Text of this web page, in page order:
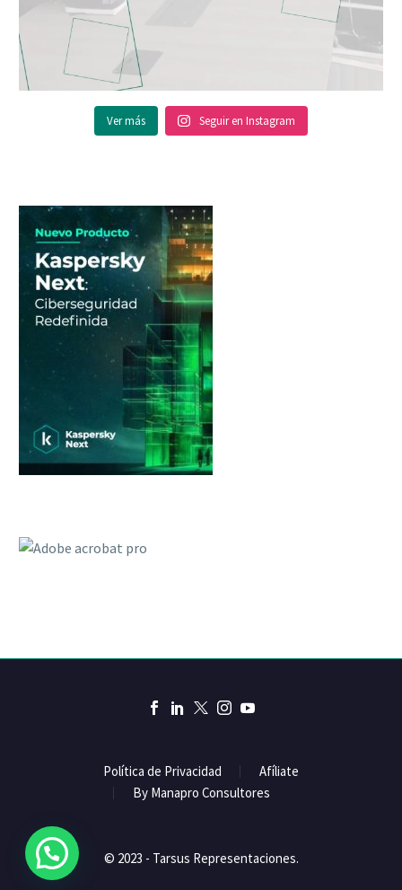
Ver más Seguir en Instagram
Política de Privacidad
Afíliate
By Manapro Consultores
© 2023 - Tarsus Representaciones.